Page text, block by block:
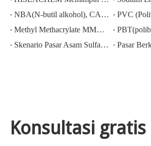
NBA(N-butil alkohol), CAS NO.:71-36-3, Pengetahuan industri
Methyl Methacrylate MMA CAS 80-62-6 Harga Turun Berat
Skenario Pasar Asam Sulfat Terkini di Cina: Peninjauan Setahun
Konsultasi gratis